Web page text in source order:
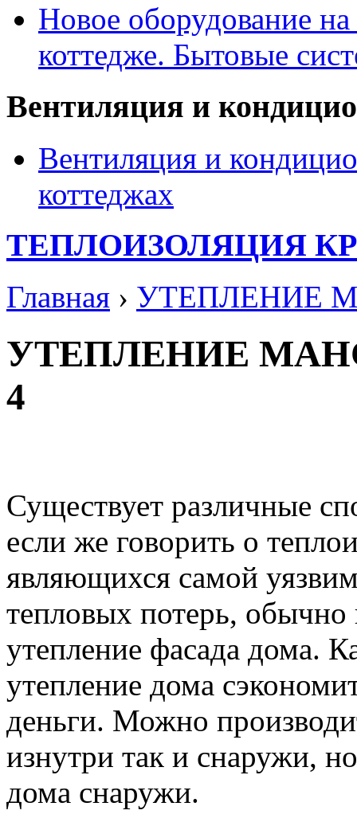
Новое оборудование
коттедже. Бытовые
Вентиляция и
Вентиляция и
коттеджах
ТЕПЛОИЗОЛЯЦИЯ
Главная › УТЕПЛЕНИЕ
УТЕПЛЕНИЕ
4
Существует различные
если же говорить о
являющихся самой
тепловых потерь,
утепление фасада дома.
утепление дома
деньги. Можно
изнутри так и снаружи,
дома снаружи.